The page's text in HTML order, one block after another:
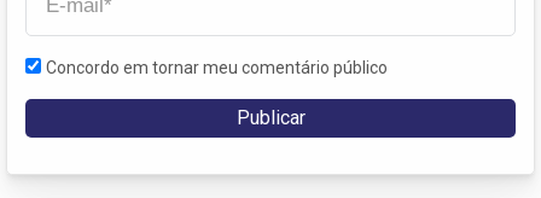
Concordo em tornar meu comentário público